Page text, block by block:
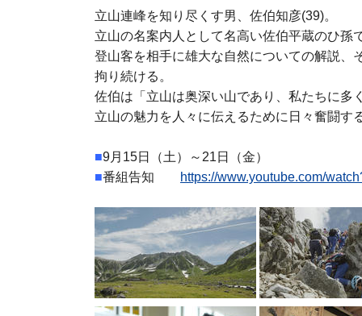
立山連峰を知り尽くす男、佐伯知彦(39)。
立山の名案内人として名高い佐伯平蔵のひ孫
登山客を相手に雄大な自然についての解説、
拘り続ける。
佐伯は「立山は奥深い山であり、私たちに多
立山の魅力を人々に伝えるために日々奮闘す
■9月15日（土）～21日（金）
■番組告知
https://www.youtube.com/